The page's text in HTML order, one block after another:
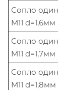
Сопло
M11
Сопло
M11
Сопло
M11